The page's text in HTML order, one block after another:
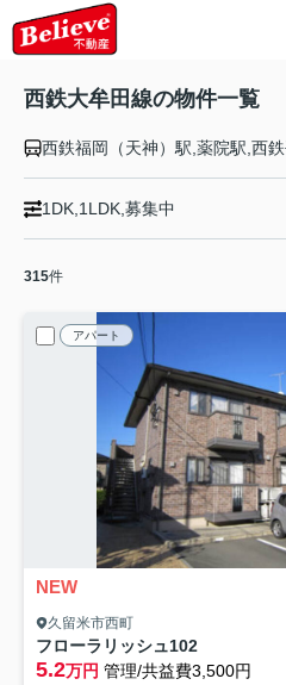
西鉄大牟田線の物件一覧
1DK,1LDK,募集中
315件
アパート
NEW
久留米市西町
フローラリッシュ102
5.2万円 管理/共益費3,500円